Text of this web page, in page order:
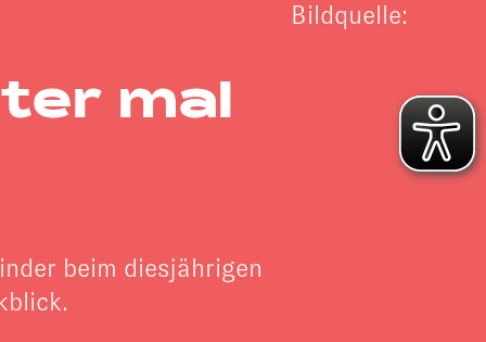
Bildquelle:
mal
beim diesjährigen